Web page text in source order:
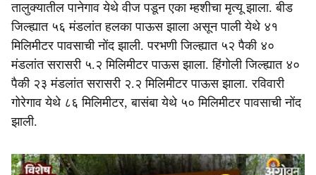
तालुक्यातील पानेगाव येथे वीज पडून एका म्हशीचा मृत्यू झाला. बीड
जिल्ह्यात ५६ मंडलांत हलका पाऊस झाला असून पाली येथे ४१
मिलिमीटर पावसाची नोंद झाली. परभणी जिल्ह्यात ५२ पैकी ४०
मंडलांत सरासरी ५.२ मिलिमीटर पाऊस झाला. हिंगोली जिल्ह्यात ४०
पैकी २३ मंडलांत सरासरी २.२ मिलिमीटर पाऊस झाला. रविवारी
गोरेगाव येथे ८६ मिलिमीटर, बासंबा येथे ५० मिलिमीटर पावसाची नोंद
झाली.